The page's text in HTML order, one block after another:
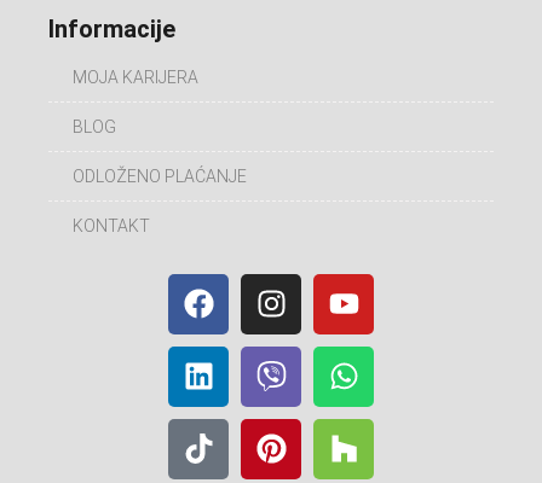
Informacije
MOJA KARIJERA
BLOG
ODLOŽENO PLAĆANJE
KONTAKT